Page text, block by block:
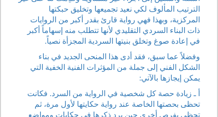
الترتيب المألوف لكي نعيد تجميعها وتخليق حبكتها
المركزية، وبهذا فهي رواية قارئ بقدر أكبر من الروايات
ذات البناء السردي التقليدي لأنها تتطلب منه إسهاماً أكبر
في إعادة صوغ وتخلق بنيتها السردية المجزأة نصياً.
وفضلاً عما سبق، فقد أدى هذا المنحى الجديد في بناء
الشكل الفني إلى جملة من المؤثرات الفنية الخفية التي
يمكن إيجازها بالآتي:
أ ـ زيادة حصة كل شخصية في الرواية من السرد. فكانت
تحظى بحصتها الخاصة عند رواية حكايتها لأول مرة، ثم
تحظى بفرص أخرى حين يرد ذكرها في حكايات ومواضع